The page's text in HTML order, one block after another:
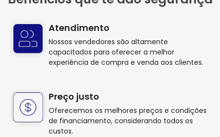
Atendimento
Nossos vendedores são altamente
capacitados para oferecer a melhor
experiência de compra e venda aos clientes.
Preço justo
Oferecemos os melhores preços e condições
de financiamento, considerando todos os
custos.